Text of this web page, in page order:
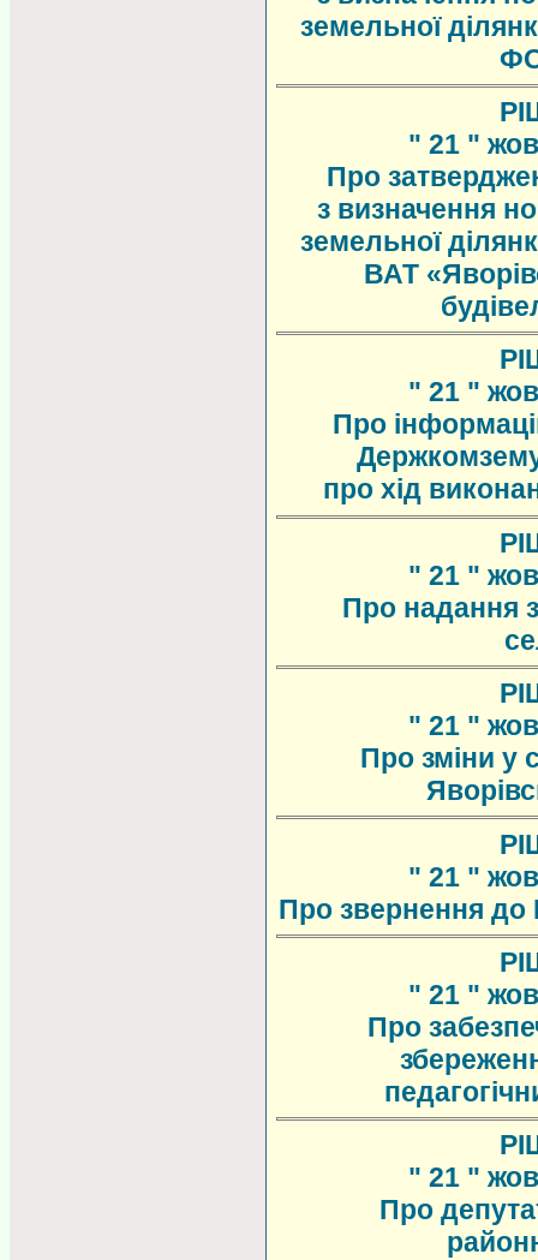
земельної
" 21 "
Про
з визначення
земельної
ВАТ
" 21 "
Про
про хід
" 21 "
Про надання
" 21 "
Про зміни у
" 21 "
Про звернення до
" 21 "
Про
" 21 "
Про